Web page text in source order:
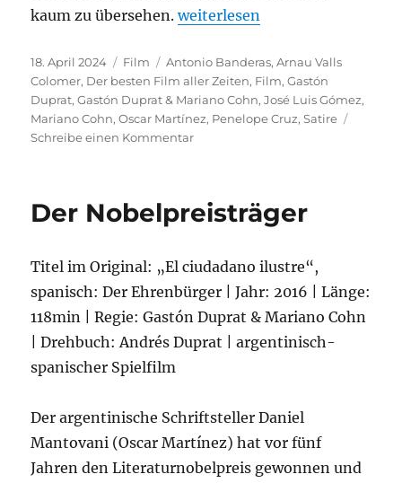
kaum zu übersehen.„Der beste Film aller Zeiten“
weiterlesen
Veröffentlicht
am
18. April 2024 Kategorien
Film Schlagwörter
Antonio Banderas,Arnau Valls
Colomer, Der besten Film aller Zeiten, Film,Gastón
Duprat,Gastón Duprat & Mariano Cohn,José Luis Gómez,
Mariano Cohn,Oscar Martínez, Penelope Cruz,Satire
Schreibe einen Kommentarzu
aller
Der Nobelpreisträger
Titel im Original: „El ciudadano ilustre“,
spanisch: Der Ehrenbürger | Jahr: 2016 | Länge:
118min | Regie: Gastón Duprat & Mariano Cohn
| Drehbuch: Andrés Duprat | argentinisch-
spanischer Spielfilm
Der argentinische Schriftsteller Daniel
Mantovani (Oscar Martínez) hat vor fünf
Jahren den Literaturnobelpreis gewonnen und